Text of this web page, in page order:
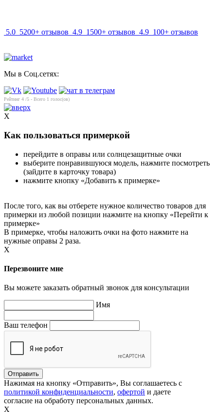
5.0 5200+ отзывов 4.9 1500+ отзывов 4.9 100+ отзывов
Мы в Соц.сетях:
Рейтинг 4 /5 - Всего 1 голос(ов)
X
Как пользоваться примеркой
перейдите в оправы или солнцезащитные очки
выберите понравившуюся модель, нажмите посмотреть
(зайдите в карточку товара)
нажмите кнопку «Добавить к примерке»
После того, как вы отберете нужное количество товаров для
примерки из любой позиции нажмите на кнопку «Перейти к
примерке»
В примерке, чтобы наложить очки на фото нажмите на
нужные оправы 2 раза.
X
Перезвоните мне
Вы можете заказать обратный звонок для консультации
Имя
Ваш телефон
Нажимая на кнопку «Отправить», Вы соглашаетесь с
политикой конфиденциальности, офертой и даете
согласие на обработу персональных данных.
X